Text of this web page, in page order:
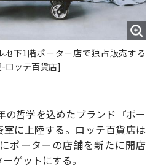
下1階ポーター店で独占販売する
-ロッテ百貨店]
の哲学を込めたブランド『ポー
室に上陸する。ロッテ百貨店は
ポーターの店舗を新たに開店
ゲットにする。